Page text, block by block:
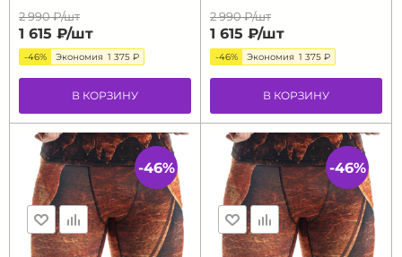
2 990 ₽/шт
1 615 ₽/шт
-46% Экономия 1 375 ₽
В КОРЗИНУ
2 990 ₽/шт
1 615 ₽/шт
-46% Экономия 1 375 ₽
В КОРЗИНУ
-46% -46%